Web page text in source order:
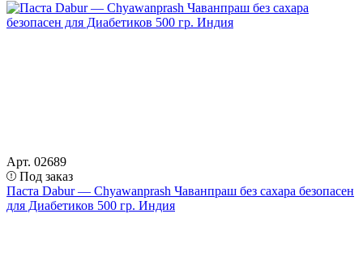
Арт. 02689
Под заказ
Паста Dabur — Chyawanprash Чаванпраш без сахара безопасен
для Диабетиков 500 гр. Индия